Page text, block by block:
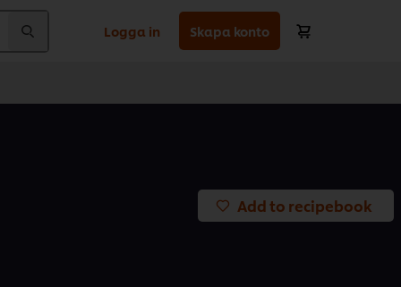
Logga in Skapa konto
Add to recipebook